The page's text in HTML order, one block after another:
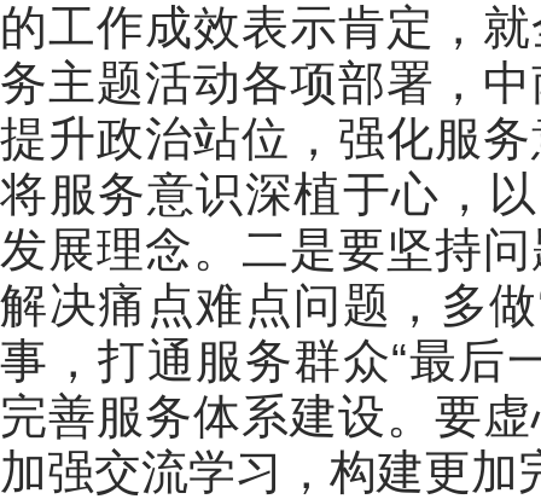
的工作成效表示肯定，
务主题活动各项部署，
提升政治站位，强化服
将服务意识深植于心，
发展理念。二是要坚持
解决痛点难点问题，多
事，打通服务群众“最后
完善服务体系建设。要
加强交流学习，构建更加